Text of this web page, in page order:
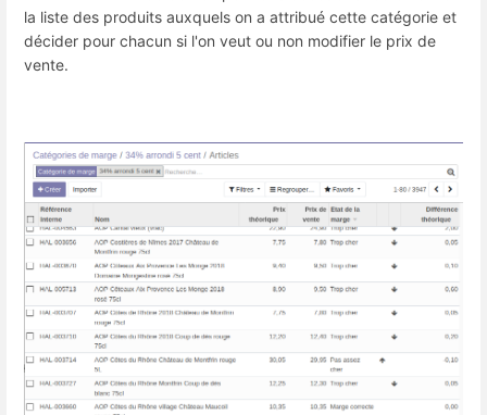
la liste des produits auxquels on a attribué cette catégorie et
décider pour chacun si l'on veut ou non modifier le prix de
vente.